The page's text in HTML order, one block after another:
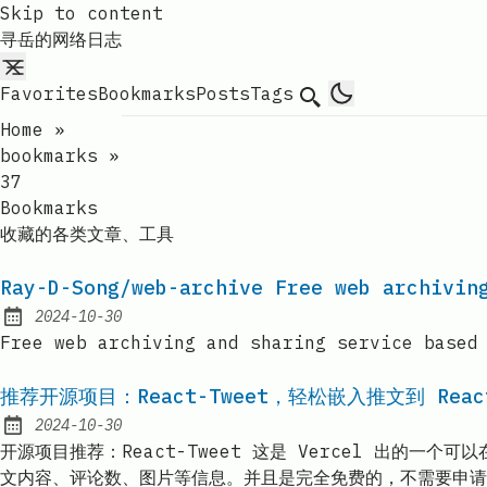
Skip to content
寻岳的网络日志
FavoritesBookmarksPostsTags Search
Home
»
bookmarks »
37
Bookmarks
收藏的各类文章、工具
Ray-D-Song/web-archive Free web
Published:
2024-10-30
Free web archiving and sharing service based
推荐开源项目：React-Tweet，轻松嵌入推文到
Published:
2024-10-30
开源项目推荐：React-Tweet 这是 Vercel 出的一个可以
文内容、评论数、图片等信息。并且是完全免费的，不需要